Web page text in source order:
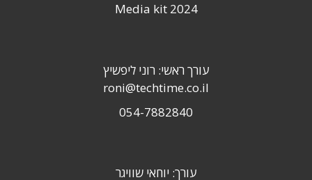
Media kit 2024
עורך ראשי: רוני ליפשיץ
roni@techtime.co.il
054-7882840
עורך: יוחאי שוויגר